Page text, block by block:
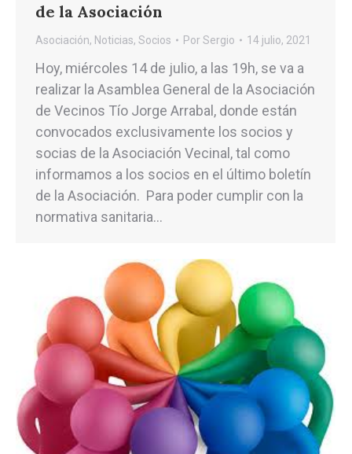
de la Asociación
Asociación, Noticias, Socios PorSergio 14 julio, 2021
Hoy, miércoles 14 de julio, a las 19h, se va a
realizar la Asamblea General de la Asociación
de Vecinos Tío Jorge Arrabal, donde están
convocados exclusivamente los socios y
socias de la Asociación Vecinal, tal como
informamos a los socios en el último boletín
de la Asociación. Para poder cumplir con la
normativa sanitaria…